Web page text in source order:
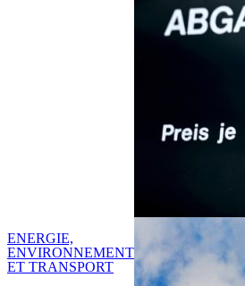
ENERGIE,
ENVIRONNEMENT
ET TRANSPORT